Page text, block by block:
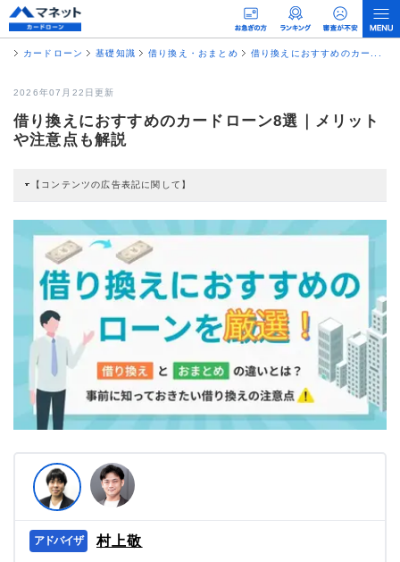
カードローン 基礎知識 借り換え・おまとめ 借り換えにおすすめのカー...
2026年07月22日更新
借り換えにおすすめのカードローン8選｜メリット
や注意点も解説
【コンテンツの広告表記に関して】
だし、特定の商品を根拠なくPRするものではなく、当編集部の調査／ユーザー
への口コミ収集などに基づき、公平性を担保した情報提供を行っています。
>提携企業一覧
村上敬